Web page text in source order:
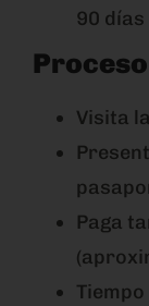
90
Visita
Paga